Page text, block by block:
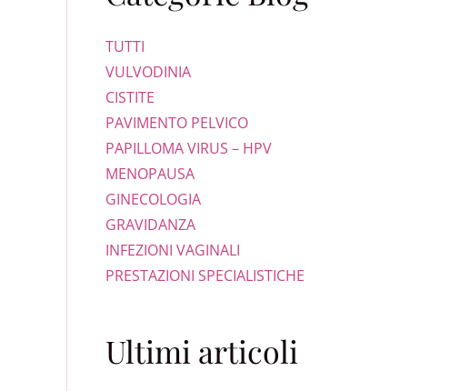
TUTTI
VULVODINIA
CISTITE
PAVIMENTO PELVICO
PAPILLOMA VIRUS – HPV
MENOPAUSA
GINECOLOGIA
GRAVIDANZA
INFEZIONI VAGINALI
PRESTAZIONI SPECIALISTICHE
Ultimi articoli